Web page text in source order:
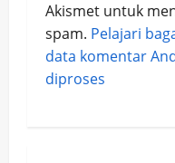
Akismet untuk
spam. Pelajari
data komentar
diproses